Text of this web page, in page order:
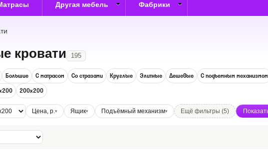
Другая мебель Фабрики
кровати 195
Большие С матрасом Со стразами Круглые Элитные Дешевые С подъемным механизмом
200х200
Цена, р. Ящик Подъёмный механизм Ещё фильтры (5)